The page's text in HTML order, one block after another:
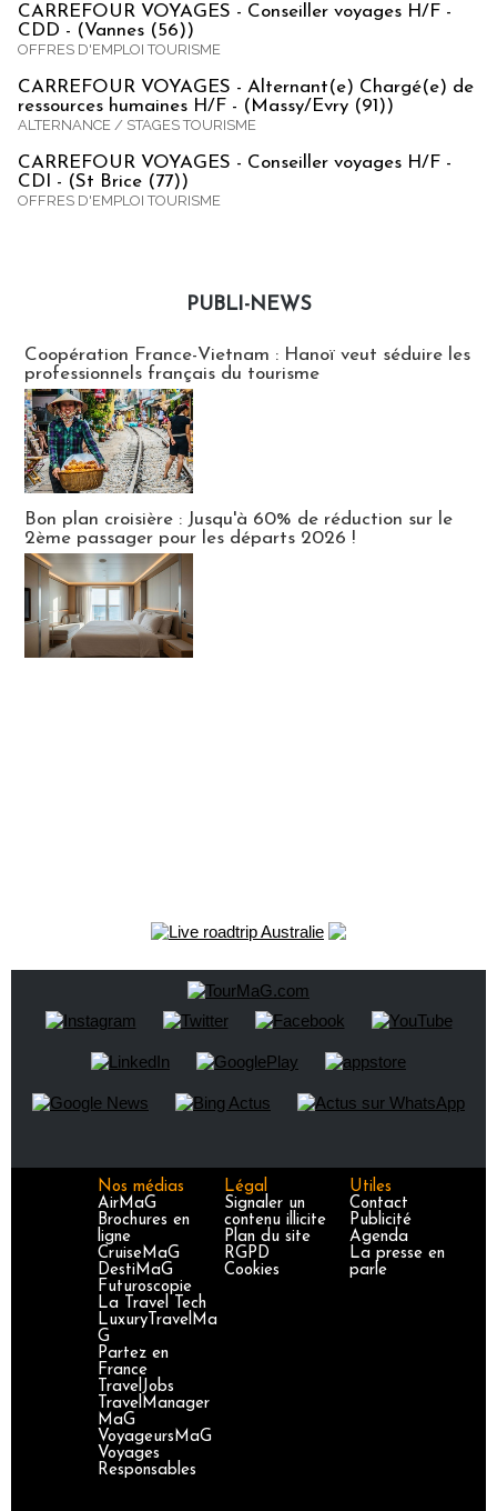
CARREFOUR VOYAGES - Conseiller voyages H/F -
CDD - (Vannes (56))
OFFRES D'EMPLOI TOURISME
CARREFOUR VOYAGES - Alternant(e) Chargé(e) de
ressources humaines H/F - (Massy/Evry (91))
ALTERNANCE / STAGES TOURISME
CARREFOUR VOYAGES - Conseiller voyages H/F -
CDI - (St Brice (77))
OFFRES D'EMPLOI TOURISME
PUBLI-NEWS
Coopération France-Vietnam : Hanoï veut séduire les
professionnels français du tourisme
Bon plan croisière : Jusqu'à 60% de réduction sur le
2ème passager pour les départs 2026 !
Nos médias
AirMaG
Brochures en
ligne
CruiseMaG
DestiMaG
Futuroscopie
La Travel Tech
LuxuryTravelMa
G
Partez en
France
TravelJobs
TravelManager
MaG
VoyageursMaG
Voyages
Responsables
Légal
Signaler un
contenu illicite
Plan du site
RGPD
Cookies
Utiles
Contact
Publicité
Agenda
La presse en
parle